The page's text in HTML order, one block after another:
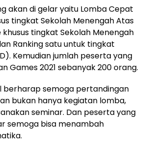
akan di gelar yaitu Lomba Cepat
tingkat Sekolah Menengah Atas
khusus tingkat Sekolah Menengah
Ranking satu untuk tingkat
Kemudian jumlah peserta yang
Games 2021 sebanyak 200 orang.
berharap semoga pertandingan
bukan hanya kegiatan lomba,
seminar. Dan peserta yang
semoga bisa menambah